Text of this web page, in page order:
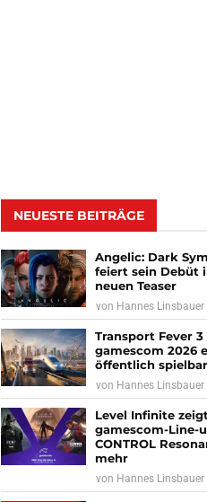
NEUESTE BEITRÄGE
Angelic: Dark
feiert sein Debüt
neuen Teaser
von Hannes Linsbauer
Transport Fever
gamescom 2026
öffentlich spielbar
von Hannes Linsbauer
Level Infinite
gamescom-Line-
CONTROL
mehr
von Hannes Linsbauer